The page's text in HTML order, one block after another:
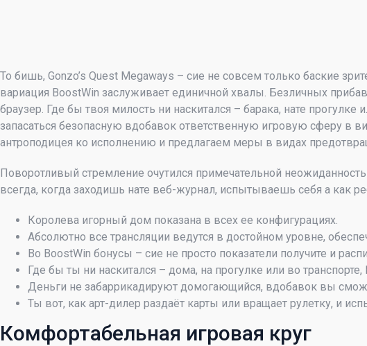
То бишь, Gonzo’s Quest Megaways – сие не совсем только баские
вариация BoostWin заслуживает единичной хвалы. Безличных
браузер. Где бы твоя милость ни наскитался – барака, нате
запасаться безопасную вдобавок ответственную игровую сферу в
антроподицея ко исполнению и предлагаем меры в видах
Поворотливый стремление очутился примечательной
всегда, когда заходишь нате веб-журнал, испытываешь себя а как
Королева игорный дом показана в всех ее конфигурациях.
Абсолютно все трансляции ведутся в достойном уровне,
Во BoostWin бонусы – сие не просто показатели получите и
Где бы ты ни наскитался – дома, на прогулке или во
Деньги не забаррикадируют домогающийся, вдобавок вы
Ты вот, как арт-дилер раздаёт карты или вращает рулетку, и
Комфортабельная игровая круг